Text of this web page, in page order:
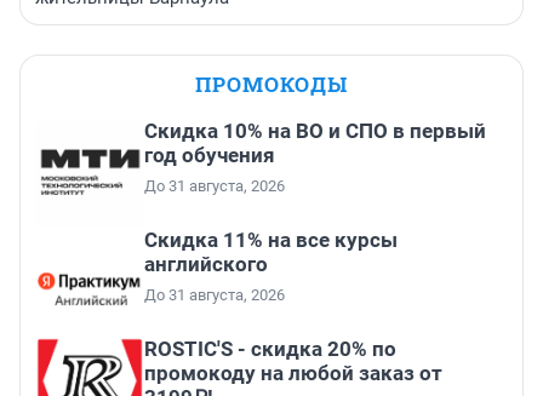
ПРОМОКОДЫ
Скидка 10% на ВО и СПО в первый
год обучения
До 31 августа, 2026
Скидка 11% на все курсы
английского
До 31 августа, 2026
ROSTIC'S - скидка 20% по
промокоду на любой заказ от